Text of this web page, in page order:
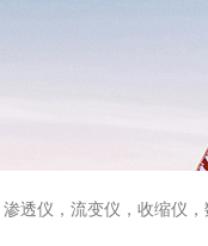
透仪，流变仪，收缩仪